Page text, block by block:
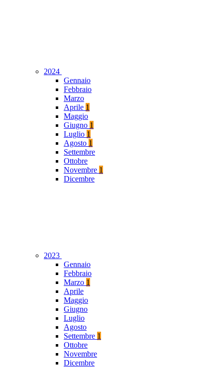
2024
Gennaio
Febbraio
Marzo
Aprile 1
Maggio
Giugno 1
Luglio 1
Agosto 1
Settembre
Ottobre
Novembre 1
Dicembre
2023
Gennaio
Febbraio
Marzo 1
Aprile
Maggio
Giugno
Luglio
Agosto
Settembre 1
Ottobre
Novembre
Dicembre